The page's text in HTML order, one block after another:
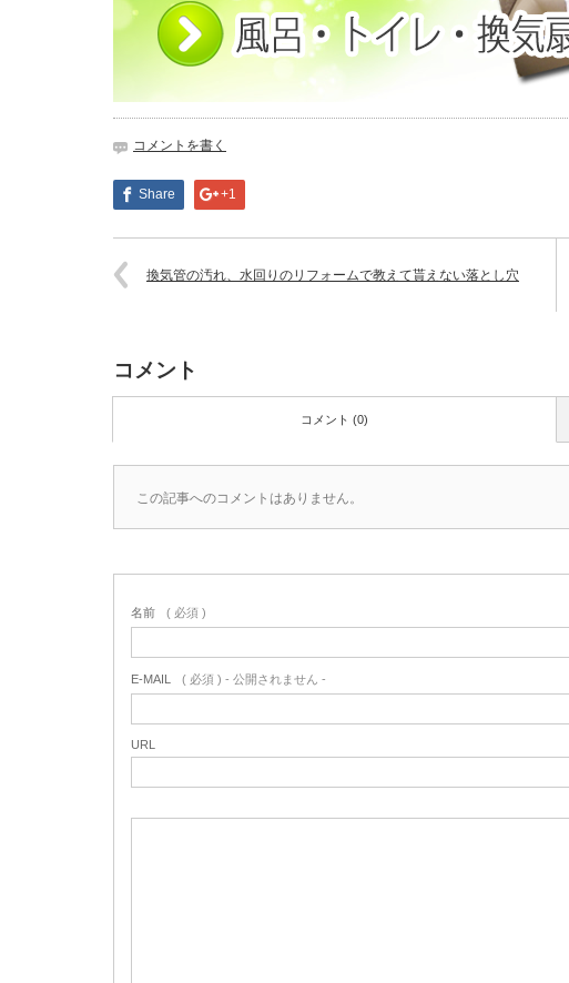
コメントを書く
Share +1
換気管の汚れ、水回りのリフォームで教えて貰えない落とし穴
コメント
コメント (0)
この記事へのコメントはありません。
名前 ( 必須 )
E-MAIL ( 必須 ) - 公開されません -
URL